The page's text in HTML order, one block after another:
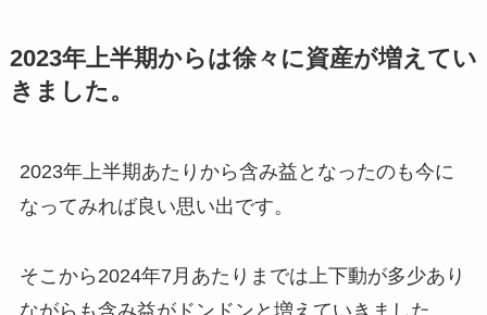
2023年上半期からは徐々に資産が増えてい
きました。
2023年上半期あたりから含み益となったのも今に
なってみれば良い思い出です。
そこから2024年7月あたりまでは上下動が多少あり